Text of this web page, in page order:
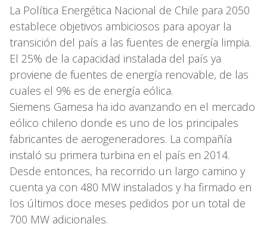
La Política Energética Nacional de Chile para 2050
establece objetivos ambiciosos para apoyar la
transición del país a las fuentes de energía limpia.
El 25% de la capacidad instalada del país ya
proviene de fuentes de energía renovable, de las
cuales el 9% es de energía eólica.
Siemens Gamesa ha ido avanzando en el mercado
eólico chileno donde es uno de los principales
fabricantes de aerogeneradores. La compañía
instaló su primera turbina en el país en 2014.
Desde entonces, ha recorrido un largo camino y
cuenta ya con 480 MW instalados y ha firmado en
los últimos doce meses pedidos por un total de
700 MW adicionales.